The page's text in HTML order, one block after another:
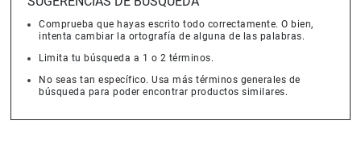
SUGERENCIAS DE BÚSQUEDA
intenta cambiar la ortografía de alguna de las palabras.
Limita tu búsqueda a 1 o 2 términos.